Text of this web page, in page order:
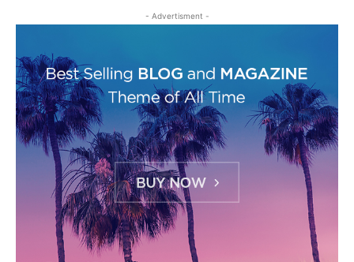
- Advertisment -